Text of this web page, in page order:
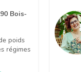
Bois-
poids
régimes